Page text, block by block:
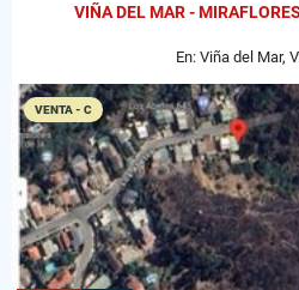
VIÑA DEL MAR -
En: Viña del Mar,
VENTA - C